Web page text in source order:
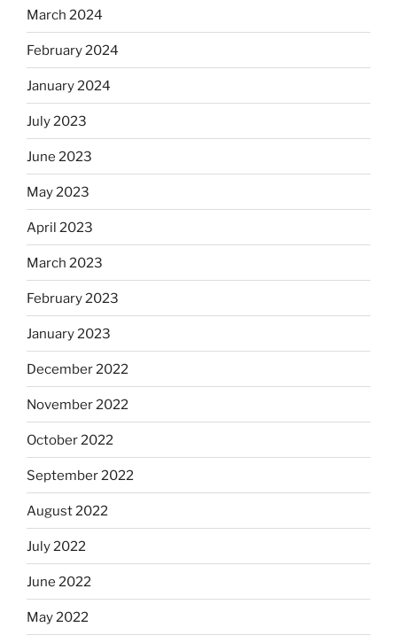
March 2024
February 2024
January 2024
July 2023
June 2023
May 2023
April 2023
March 2023
February 2023
January 2023
December 2022
November 2022
October 2022
September 2022
August 2022
July 2022
June 2022
May 2022